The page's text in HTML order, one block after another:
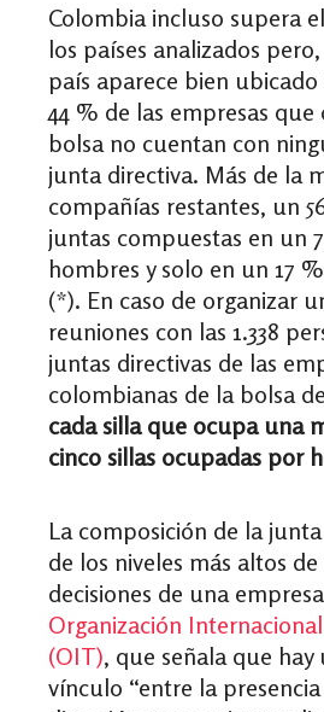
Colombia incluso supera
los países analizados
país aparece bien ubicado
44 % de las empresas
bolsa no cuentan con
junta directiva. Más de la
compañías restantes, un
juntas compuestas en un
hombres y solo en un 17
(*). En caso de organizar
reuniones con las 1.338
juntas directivas de las
colombianas de la bolsa
cada silla que ocupa una
cinco sillas ocupadas por
La composición de la
de los niveles más altos
decisiones de una
Organización
(OIT), que señala que
vínculo “entre la